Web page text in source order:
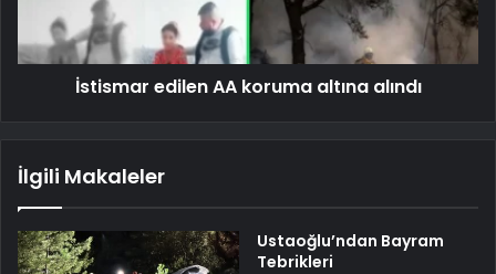
İstismar edilen AA koruma altına alındı
İlgili Makaleler
Ustaoğlu’ndan Bayram
Tebrikleri